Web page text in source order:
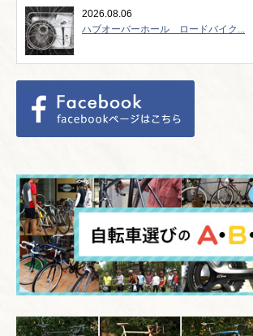
2026.08.06
ハブオーバーホール ロードバイク...